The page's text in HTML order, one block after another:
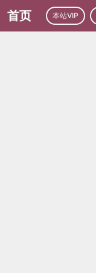
首页 本站VIP